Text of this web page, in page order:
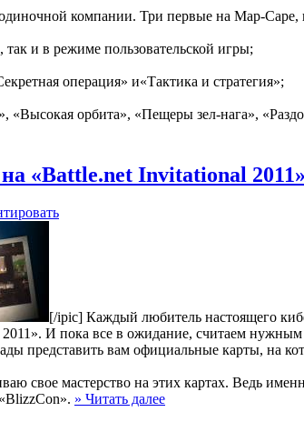
компании. Три первые на Мар-Саре,
и в режиме пользовательской игры;
операция» и«Тактика и стратегия»;
«Высокая орбита», «Пещеры зел-нага»,
«Battle.net Invitational 2011»
[/ipic] Каждый любитель настоящего
И пока все в ожидание, считаем
представить вам официальные карты, на
свое мастерство на этих картах. Ведь
» Читать далее